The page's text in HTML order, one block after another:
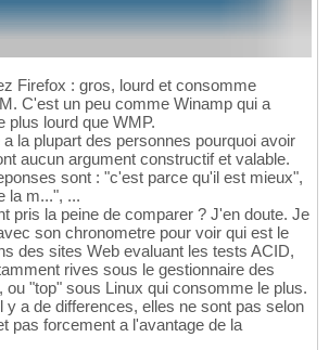
Firefox : gros, lourd et consomme
C'est un peu comme Winamp qui a
plus lourd que WMP.
la plupart des personnes pourquoi avoir
aucun argument constructif et valable.
sont : "c'est parce qu'il est mieux",
la m...", ...
pris la peine de comparer ? J'en doute. Je
son chronometre pour voir qui est le
des sites Web evaluant les tests ACID,
rives sous le gestionnaire des
ou "top" sous Linux qui consomme le plus.
y a de differences, elles ne sont pas selon
pas forcement a l'avantage de la